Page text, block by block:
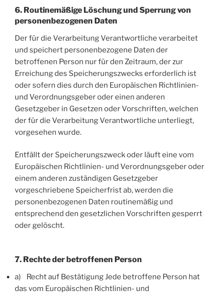
6. Routinemäßige Löschung und Sperrung von
personenbezogenen Daten
Der für die Verarbeitung Verantwortliche verarbeitet
und speichert personenbezogene Daten der
betroffenen Person nur für den Zeitraum, der zur
Erreichung des Speicherungszwecks erforderlich ist
oder sofern dies durch den Europäischen Richtlinien-
und Verordnungsgeber oder einen anderen
Gesetzgeber in Gesetzen oder Vorschriften, welchen
der für die Verarbeitung Verantwortliche unterliegt,
vorgesehen wurde.
Entfällt der Speicherungszweck oder läuft eine vom
Europäischen Richtlinien- und Verordnungsgeber oder
einem anderen zuständigen Gesetzgeber
vorgeschriebene Speicherfrist ab, werden die
personenbezogenen Daten routinemäßig und
entsprechend den gesetzlichen Vorschriften gesperrt
oder gelöscht.
7. Rechte der betroffenen Person
a) Recht auf Bestätigung Jede betroffene Person hat
das vom Europäischen Richtlinien- und